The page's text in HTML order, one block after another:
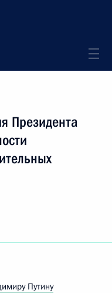
Президента
Путину